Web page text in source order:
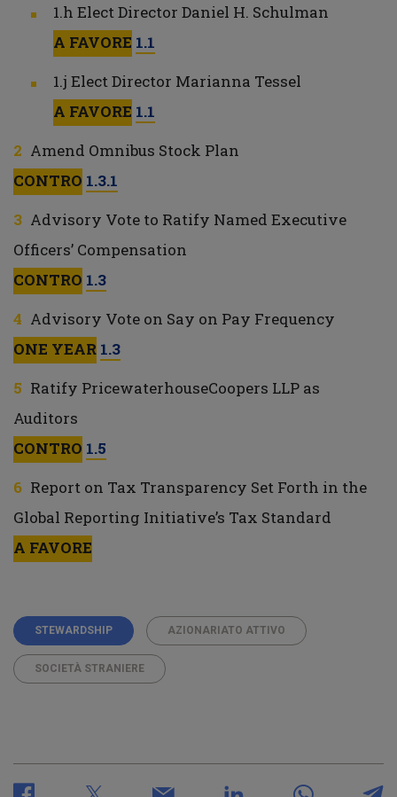
1.h Elect Director Daniel H. Schulman
A FAVORE 1.1
1.j Elect Director Marianna Tessel
A FAVORE 1.1
Amend Omnibus Stock Plan
CONTRO 1.3.1
Advisory Vote to Ratify Named Executive
Officers’ Compensation
CONTRO 1.3
Advisory Vote on Say on Pay Frequency
ONE YEAR 1.3
Ratify PricewaterhouseCoopers LLP as
Auditors
CONTRO 1.5
Report on Tax Transparency Set Forth in the
Global Reporting Initiative’s Tax Standard
A FAVORE
STEWARDSHIP AZIONARIATO ATTIVO
SOCIETÀ STRANIERE